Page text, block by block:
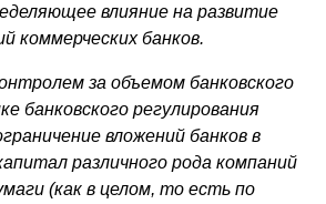
влияние на развитие
коммерческих банков.
за объемом банковского
банковского регулирования
вложений банков в
различного рода ком­паний
(как в целом, то есть по